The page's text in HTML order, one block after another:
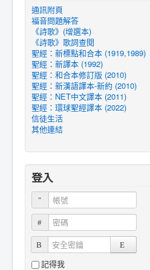
通訊附頁
福音問題解答
《詩歌》(增選本)
《詩歌》歌詞查閱
聖經：新標點和合本 (1919,1989)
聖經：新譯本 (1992)
聖經：和合本修訂版 (2010)
聖經：新漢語譯本-新約 (2010)
聖經：NET中文譯本 (2011)
聖經：環球聖經譯本 (2022)
信徒生活
其他連結
登入
帳號
密碼
安全密鑰
記得我